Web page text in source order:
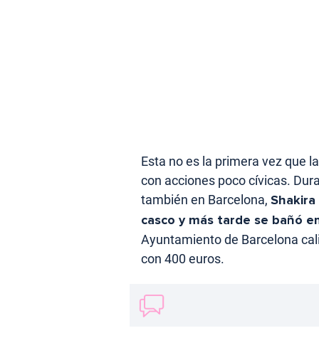
Esta no es la primera vez que
con acciones poco cívicas.
también en Barcelona,
casco y más tarde se bañó
Ayuntamiento de Barcelona
con 400 euros.